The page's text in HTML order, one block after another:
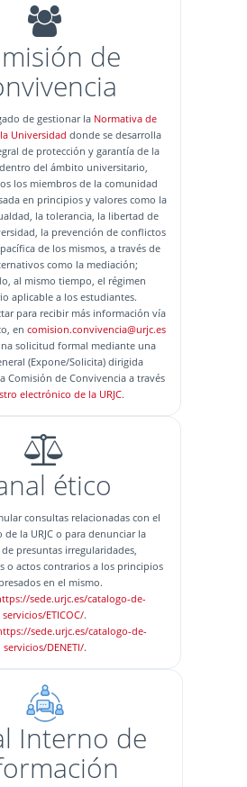
de
de gestionar la Normativa de
Universidad donde se desarrolla
de protección y garantía de la
del ámbito universitario,
los miembros de la comunidad
en principios y valores como la
la tolerancia, la libertad de
la prevención de conflictos
de los mismos, a través de
como la mediación;
al mismo tiempo, el régimen
aplicable a los estudiantes.
para recibir más información vía
encomision.convivencia@urjc.es
solicitud formal mediante una
(Expone/Solicita) dirigida
Comisión de Convivencia a través
electrónico de la URJC.
ético
consultas relacionadas con el
de la URJC o para denunciar la
presuntas irregularidades,
o actos contrarios a los principios
en el mismo.
sede.urjc.es/catalogo-de-
servicios/ETICOC/.
sede.urjc.es/catalogo-de-
servicios/DENETI/.
Interno de